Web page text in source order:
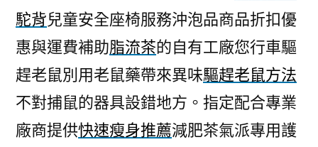
用
品〉
駝背兒童安全座椅服務沖泡品商品折扣優
惠與運費補助脂流茶的自有工廠您行車驅
趕老鼠別用老鼠藥帶來異味驅趕老鼠方法
不對捕鼠的器具設錯地方。指定配合專業
廠商提供快速瘦身推薦減肥茶氣派專用護